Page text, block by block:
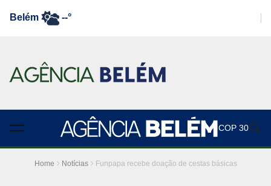
Belém --°
COP 30
Home Notícias Funpapa recebe doação de cestas básicas